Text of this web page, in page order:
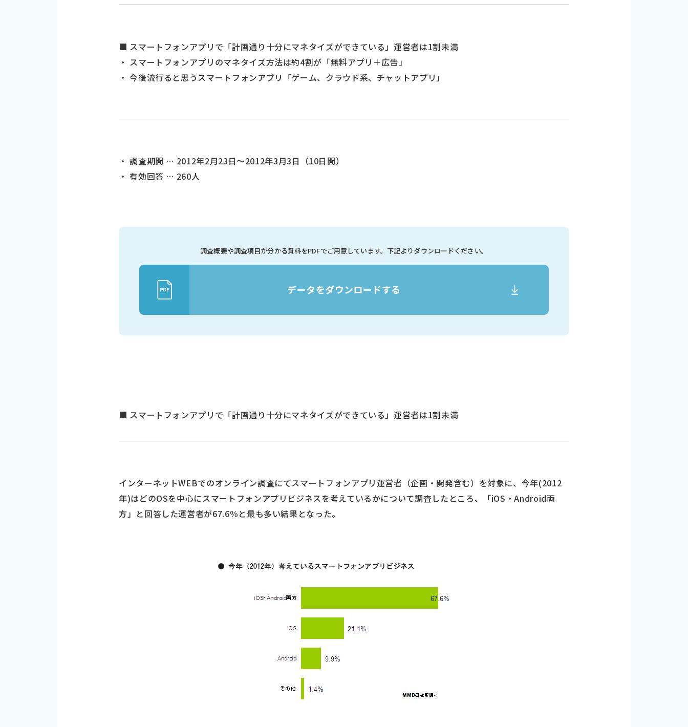
■ スマートフォンアプリで「計画通り十分にマネタイズができている」運営者は1割未満
・ スマートフォンアプリのマネタイズ方法は約4割が「無料アプリ＋広告」
・ 今後流行ると思うスマートフォンアプリ「ゲーム、クラウド系、チャットアプリ」
・ 調査期間 … 2012年2月23日～2012年3月3日（10日間）
・ 有効回答 … 260人
調査概要や調査項目が分かる資料をPDFでご用意しています。 下記よりダウンロードください。
データをダウンロードする
■ スマートフォンアプリで「計画通り十分にマネタイズができている」運営者は1割未満
インターネットWEBでのオンライン調査にてスマートフォンアプリ運営者（企画・開発含む）を対象に、今年(2012
年)はどのOSを中心にスマートフォンアプリビジネスを考えているかについて調査したところ、「iOS・Android両
方」と回答した運営者が67.6％と最も多い結果となった。